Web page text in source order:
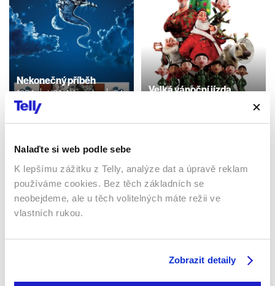
Nalaďte si web podle sebe
K lepšímu zážitku z Telly, analýze dat a úpravě reklam
používáme cookies. Bez těch základních se
neobejdeme, ale u těch volitelných máte režii ve
vlastních rukou.
Zobrazit detaily
Nekonečný příběh
1984 | USA, Německo | 94
min
Filmy / Dobrodružné /
Rodinné / Dětské / Fantasy
Velká vánoční jízda
Filmy / Animované / Dětské
Sledujte kdekoliv až na 6 zařízeních
Sledovat internetovou televizi jde odkudkoliv